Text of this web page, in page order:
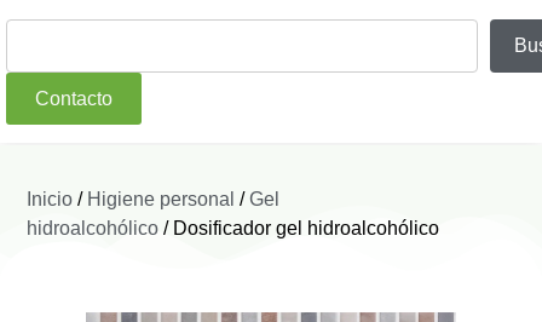
Contacto
Inicio / Higiene personal /Gel
hidroalcohólico / Dosificador gel hidroalcohólico